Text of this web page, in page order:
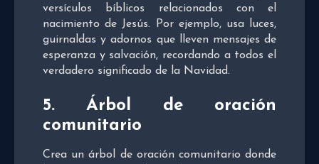
versículos bíblicos relacionados con el
nacimiento de Jesús. Por ejemplo, usa luces,
guirnaldas y adornos que lleven mensajes de
esperanza y salvación, recordando a todos el
verdadero significado de la Navidad.
5. Árbol de oración
comunitario
Crea un árbol de oración comunitario donde